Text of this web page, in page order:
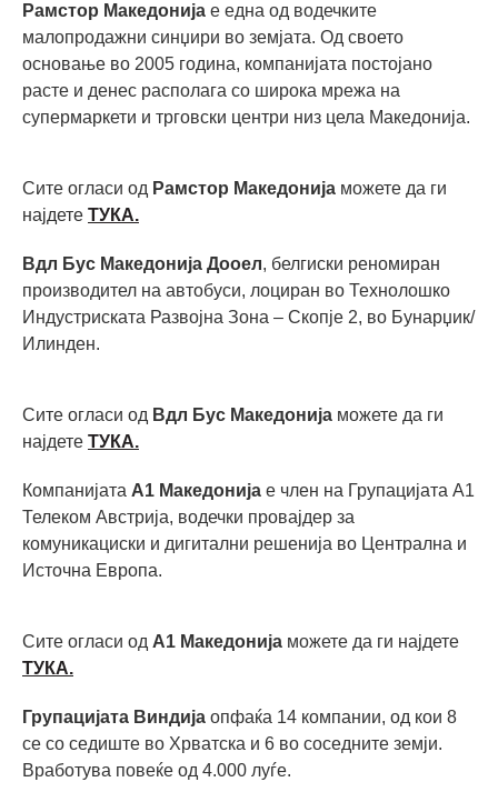
Рамстор Македонија е една од водечките
малопродажни синџири во земјата. Од своето
основање во 2005 година, компанијата постојано
расте и денес располага со широка мрежа на
супермаркети и трговски центри низ цела Македонија.
Сите огласи од Рамстор Македонија можете да ги
најдете ТУКА.
Вдл Бус Македонија Дооел, белгиски реномиран
производител на автобуси, лоциран во Технолошко
Индустриската Развојна Зона – Скопје 2, во Бунарџик/
Илинден.
Сите огласи од Вдл Бус Македонија можете да ги
најдете ТУКА.
Компанијата А1 Македонија е член на Групацијата А1
Телеком Австрија, водечки провајдер за
комуникациски и дигитални решенија во Централна и
Источна Европа.
Сите огласи од А1 Македонија можете да ги најдете
ТУКА.
Групацијата Виндија опфаќа 14 компании, од кои 8
се со седиште во Хрватска и 6 во соседните земји.
Вработува повеќе од 4.000 луѓе.